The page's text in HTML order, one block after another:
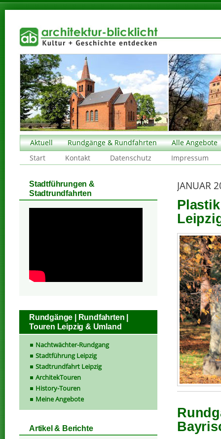
Aktuell Rundgänge & Rundfahrten
Alle Angebote
Start
Kontakt Datenschutz Impressum
JANUAR
Stadtführungen &
Stadtrundfahrten
Rundgänge | Rundfahrten |
Touren Leipzig & Umland
Nachtwächter-Rundgang
Stadtführung Leipzig
Stadtrundfahrt Leipzig
ArchitekTouren
History-Touren
Meine Angebote
Artikel & Berichte